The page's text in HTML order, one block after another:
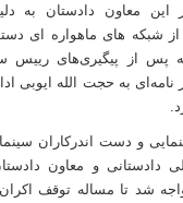
معاون دادستان به
از شبکه های ماهواره ای
پس از پیگیری‌های رییس
نامه‌ای به حجت الله ایوبی
و دست اندرکاران
دادستانی و معاون
شد تا مساله توقف